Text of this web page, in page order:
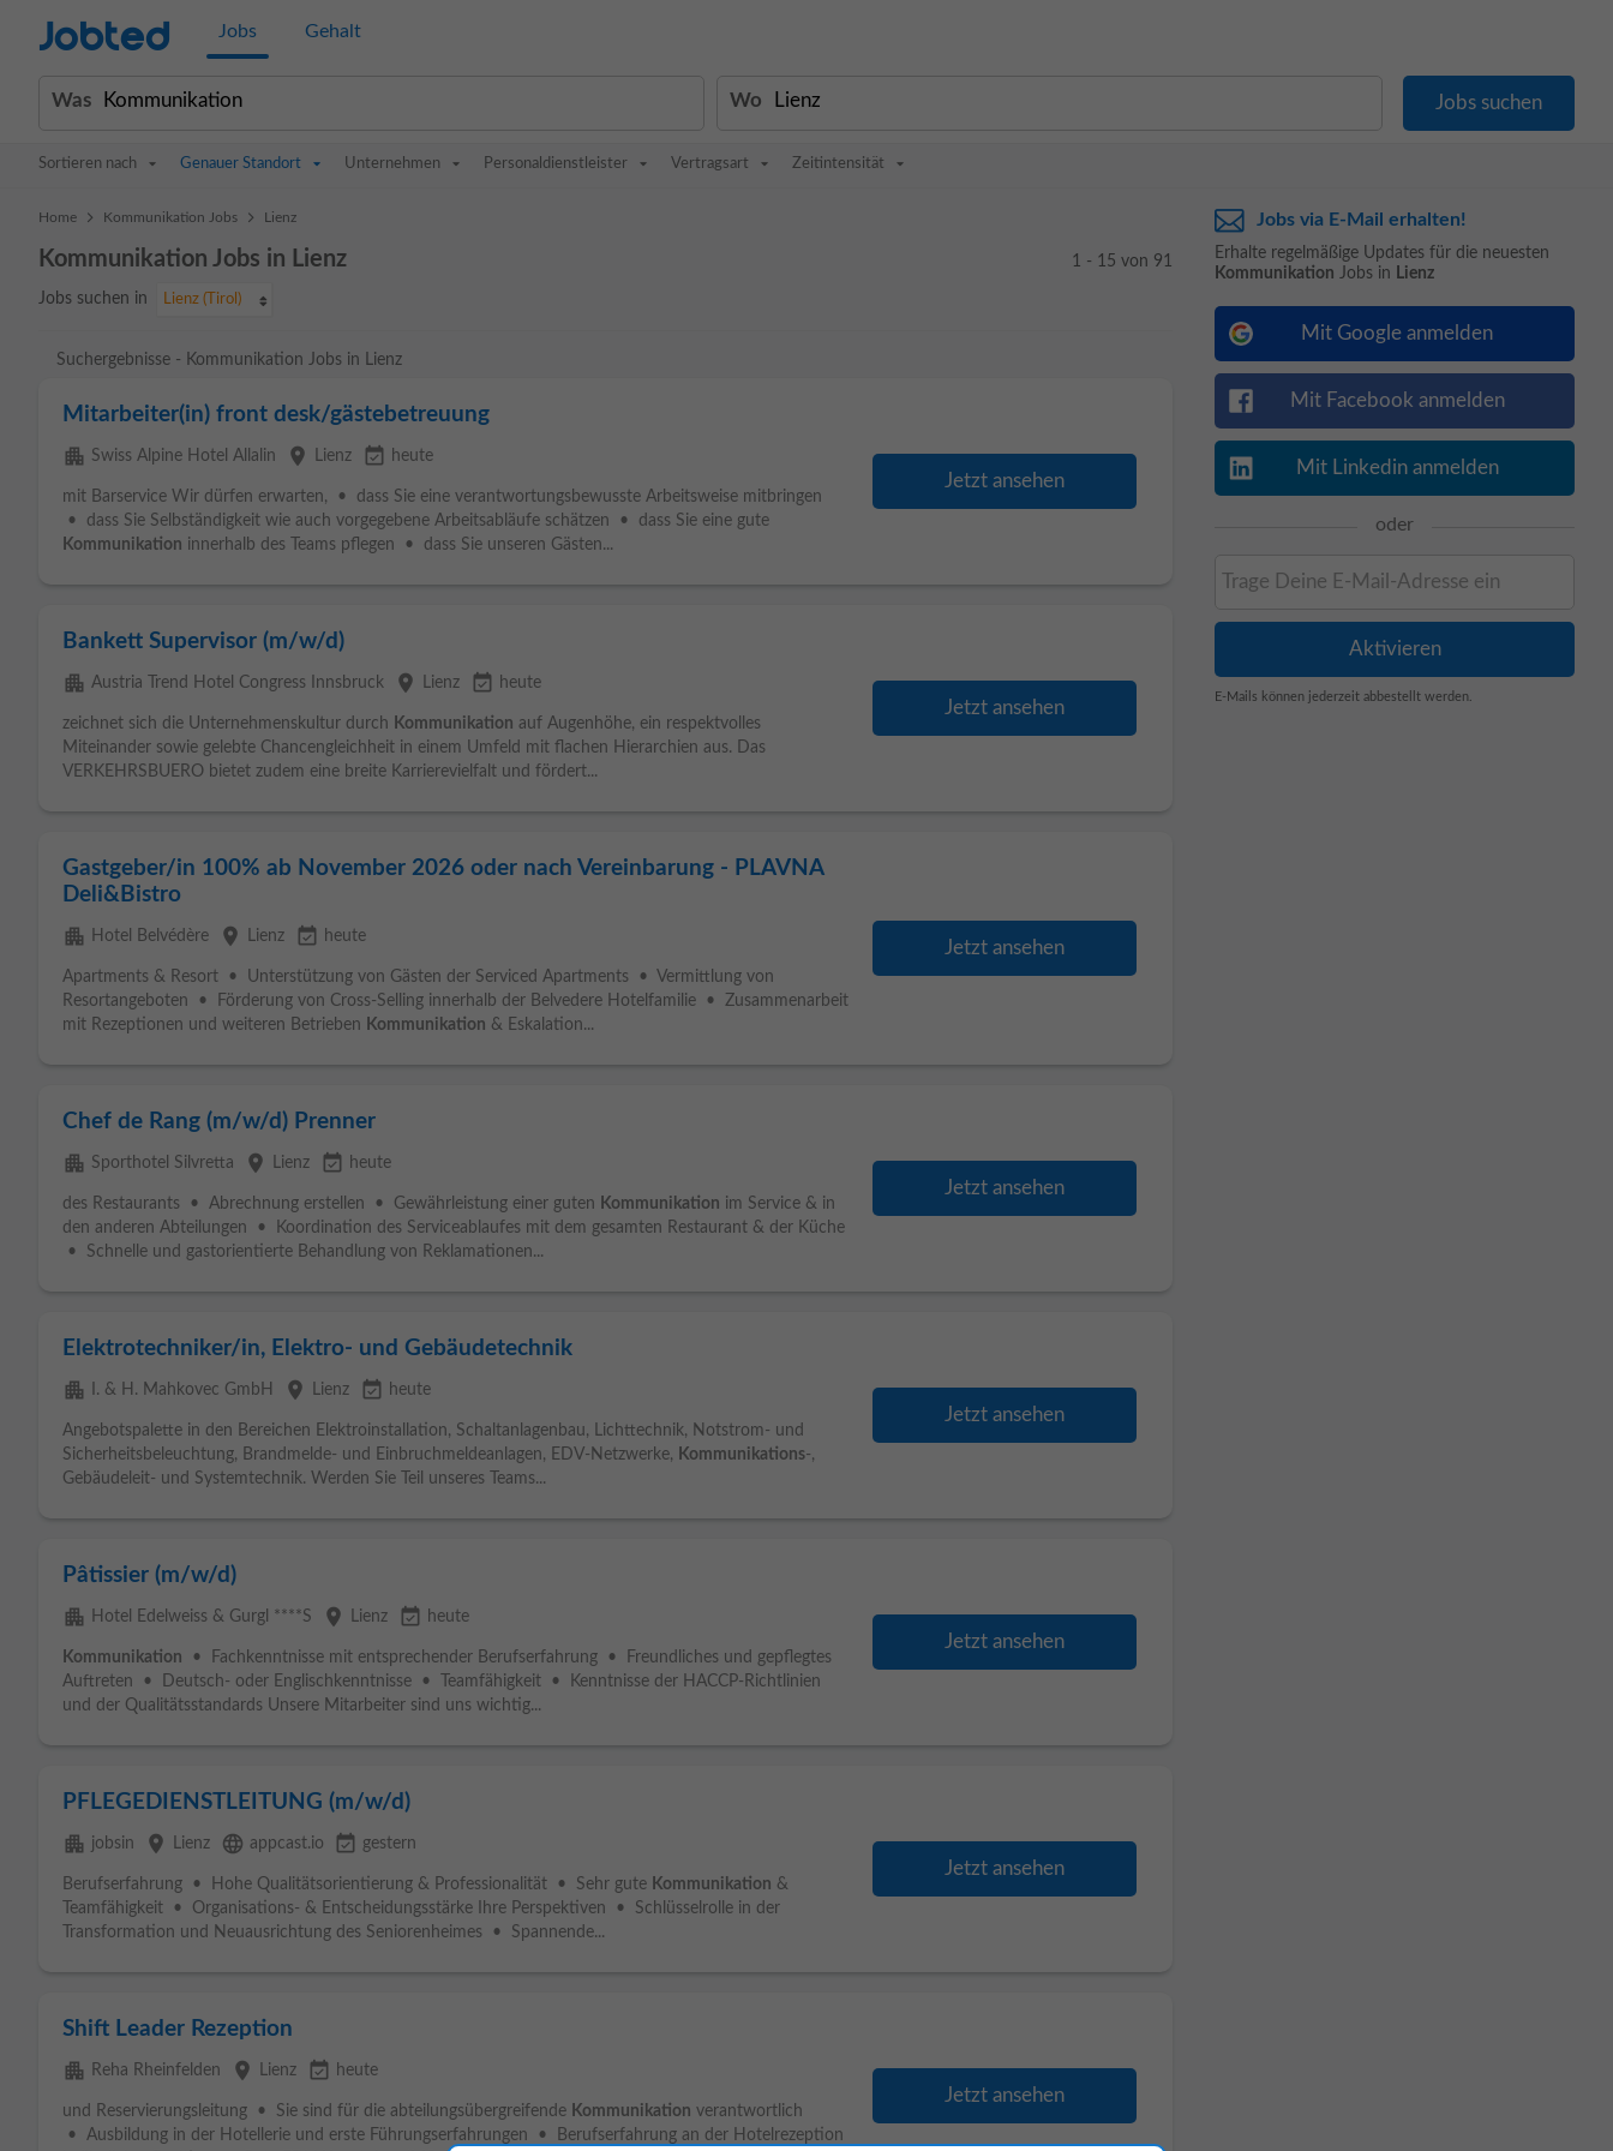
Jobted Jobs Gehalt
Was Wo
Sortieren nach Genauer Standort Unternehmen Personaldienstleister Vertragsart Zeitintensität
Home > Kommunikation Jobs > Lienz
Kommunikation Jobs in Lienz
Jobs suchen in Lienz (Tirol)
1 - 15 von 91
Suchergebnisse - Kommunikation Jobs in Lienz
Mitarbeiter(in) front desk/gästebetreuung
apartment Swiss Alpine Hotel Allalin place Lienz event_available heute
mit Barservice Wir dürfen erwarten, • dass Sie eine verantwortungsbewusste Arbeitsweise mitbringen
• dass Sie Selbständigkeit wie auch vorgegebene Arbeitsabläufe schätzen • dass Sie eine gute
Kommunikation innerhalb des Teams pflegen • dass Sie unseren Gästen...
Jetzt ansehen
Bankett Supervisor (m/w/d)
apartment Austria Trend Hotel Congress Innsbruck place Lienz event_available heute
zeichnet sich die Unternehmenskultur durch Kommunikation auf Augenhöhe, ein respektvolles
Miteinander sowie gelebte Chancengleichheit in einem Umfeld mit flachen Hierarchien aus. Das
VERKEHRSBUERO bietet zudem eine breite Karrierevielfalt und fördert...
Jetzt ansehen
Gastgeber/in 100% ab November 2026 oder nach Vereinbarung - PLAVNA
Deli&Bistro
apartment Hotel Belvédère place Lienz event_available heute
Apartments & Resort • Unterstützung von Gästen der Serviced Apartments • Vermittlung von
Resortangeboten • Förderung von Cross-Selling innerhalb der Belvedere Hotelfamilie • Zusammenarbeit
mit Rezeptionen und weiteren Betrieben Kommunikation & Eskalation...
Jetzt ansehen
Chef de Rang (m/w/d) Prenner
apartment Sporthotel Silvretta place Lienz event_available heute
des Restaurants • Abrechnung erstellen • Gewährleistung einer guten Kommunikation im Service & in
den anderen Abteilungen • Koordination des Serviceablaufes mit dem gesamten Restaurant & der Küche
• Schnelle und gastorientierte Behandlung von Reklamationen...
Jetzt ansehen
Elektrotechniker/in, Elektro- und Gebäudetechnik
apartment I. & H. Mahkovec GmbH place Lienz event_available heute
Angebotspalette in den Bereichen Elektroinstallation, Schaltanlagenbau, Lichttechnik, Notstrom- und
Sicherheitsbeleuchtung, Brandmelde- und Einbruchmeldeanlagen, EDV-Netzwerke, Kommunikations-,
Gebäudeleit- und Systemtechnik. Werden Sie Teil unseres Teams...
Jetzt ansehen
Pâtissier (m/w/d)
apartment Hotel Edelweiss & Gurgl ****S place Lienz event_available heute
Kommunikation • Fachkenntnisse mit entsprechender Berufserfahrung • Freundliches und gepflegtes
Auftreten • Deutsch- oder Englischkenntnisse • Teamfähigkeit • Kenntnisse der HACCP-Richtlinien
und der Qualitätsstandards Unsere Mitarbeiter sind uns wichtig...
Jetzt ansehen
PFLEGEDIENSTLEITUNG (m/w/d)
apartment jobsin place Lienz language appcast.io event_available gestern
Berufserfahrung • Hohe Qualitätsorientierung & Professionalität • Sehr gute Kommunikation &
Teamfähigkeit • Organisations- & Entscheidungsstärke Ihre Perspektiven • Schlüsselrolle in der
Transformation und Neuausrichtung des Seniorenheimes • Spannende...
Jetzt ansehen
Shift Leader Rezeption
apartment Reha Rheinfelden place Lienz event_available heute
und Reservierungsleitung • Sie sind für die abteilungsübergreifende Kommunikation verantwortlich
• Ausbildung in der Hotellerie und erste Führungserfahrungen • Berufserfahrung an der Hotelrezeption
Jetzt ansehen
Jobs via E-Mail erhalten!
Erhalte regelmäßige Updates für die neuesten
Kommunikation Jobs in Lienz
Mit Google anmelden
Mit Facebook anmelden
Mit Linkedin anmelden
oder
E-Mails können jederzeit abbestellt werden.